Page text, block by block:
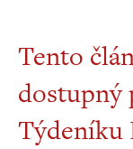
Tento
dostupný
Týdeníku